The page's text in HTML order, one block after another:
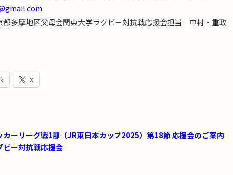
都多摩地区父母会関東大学ラグビー対抗戦応援会担当 中村・重政
X
カーリーグ戦1部（JR東日本カップ2025）第18節 応援会のご案内
ビー対抗戦応援会